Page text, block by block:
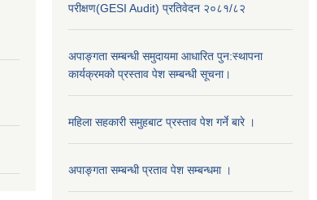
परीक्षण(GESI Audit) प्रतिवेदन २०८१/८२
अपाङ्गता सम्बन्धी समुदायमा आधारित पुन:स्थापना
कार्यक्रमको प्रस्ताव पेश सम्बन्धी सूचना।
महिला सहकारी समुहबाट प्रस्ताव पेश गर्ने बारे ।
अपाङ्गता सम्बन्धी प्रताव पेश सम्बन्धमा ।